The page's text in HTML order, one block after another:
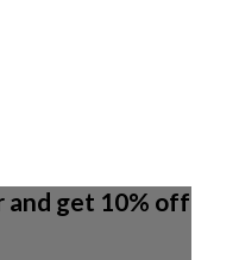
and get 10% off